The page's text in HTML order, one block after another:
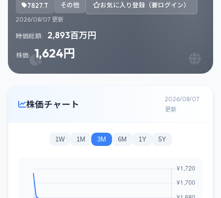
7827.T その他 お気に入り登録（要ログイン）
2026/08/07 更新
時価総額: 2,893百万円
株価: 1,624円
株価チャート
2026/08/07
更新
1W 1M 3M 6M 1Y 5Y